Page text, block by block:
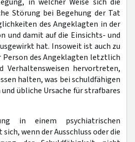
Störung bei Begehung der Tat
des Angeklagten in der
und damit auf die Einsichts- und
hat. Insoweit ist auch zu
Person des Angeklagten letztlich
Verhaltensweisen hervortreten,
halten, was bei schuldfähigen
übliche Ursache für strafbares
in einem psychiatrischen
wenn der Ausschluss oder die